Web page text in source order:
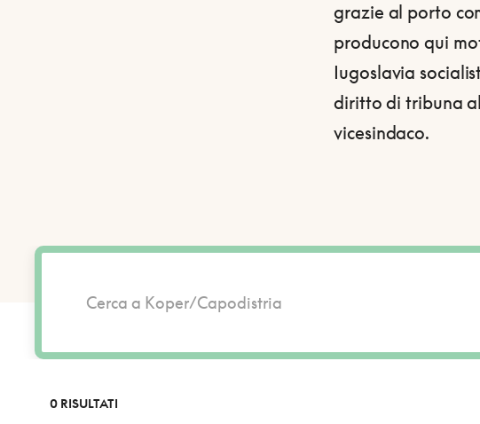
grazie al porto
producono qui
Iugoslavia
diritto di tribuna
vicesindaco.
0 RISULTATI